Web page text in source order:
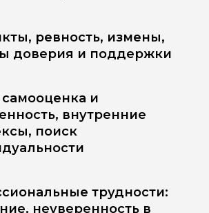
ревность, измены,
доверия и поддержки
и
внутренние
поиск
трудности:
неуверенность в